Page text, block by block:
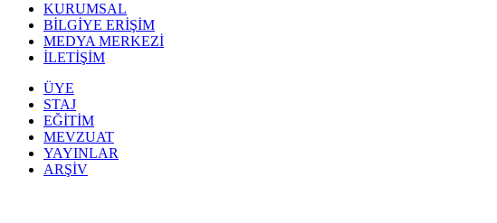
KURUMSAL
BİLGİYE ERİŞİM
MEDYA MERKEZİ
İLETİŞİM
ÜYE
STAJ
EĞİTİM
MEVZUAT
YAYINLAR
ARŞİV